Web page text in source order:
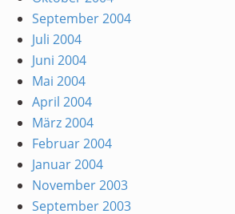
September 2004
Juli 2004
Juni 2004
Mai 2004
April 2004
März 2004
Februar 2004
Januar 2004
November 2003
September 2003